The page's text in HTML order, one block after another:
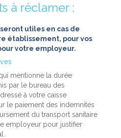
à réclamer :
utiles en cas de
établissement, pour vos
votre employeur.
mentionne la durée
par le bureau des
à votre caisse
le paiement des indemnités
du transport sanitaire
employeur pour justifier